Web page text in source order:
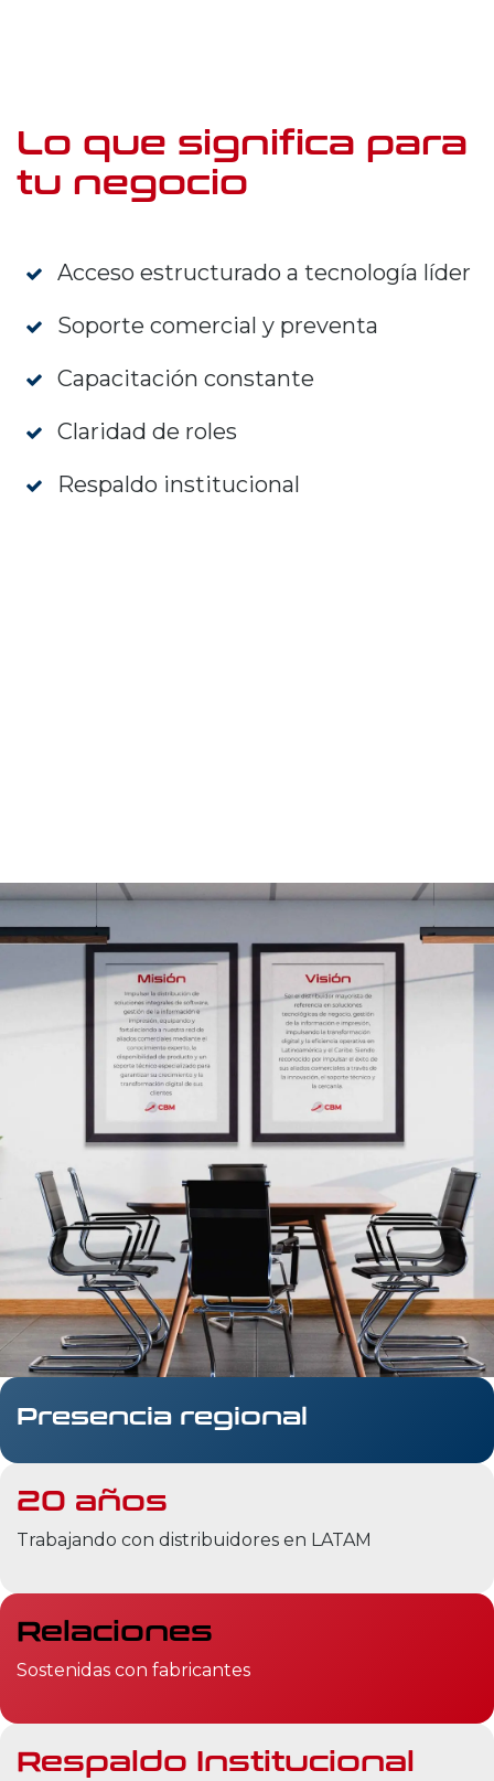
Lo que significa para
tu negocio
Acceso estructurado a tecnología líder
Soporte comercial y preventa
Capacitación constante
Claridad de roles
Respaldo institucional
20 años
Trabajando con distribuidores en LATAM
Presencia regional
Relaciones
Sostenidas con fabricantes
Respaldo Institucional